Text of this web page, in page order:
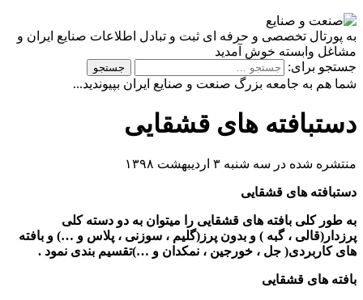
به پورتال تخصصی و حرفه ای ثبت و تبادل اطلاعات صنایع ایران و
مشاغل وابسته خوش آمدید
جستجو برای:
شما هم به جامعه بزرگ صنعت و صنایع ایران بپیوندید...
دستبافته های قشقایی
منتشره شده در سه شنبه ۳ اردیبهشت ۱۳۹۸
دستبافته های قشقایی
به طور کلی بافته های قشقایی را میتوان به دو دسته کلی
پرزدار(قالی ، گبه ) و بدون پرز(گلیم ، سوزنی ، پلاس و …) و بافته
های کاربردی( جل ، خورجین ، نمکدان و …)تقسیم بندی نمود .
بافته های قشقایی